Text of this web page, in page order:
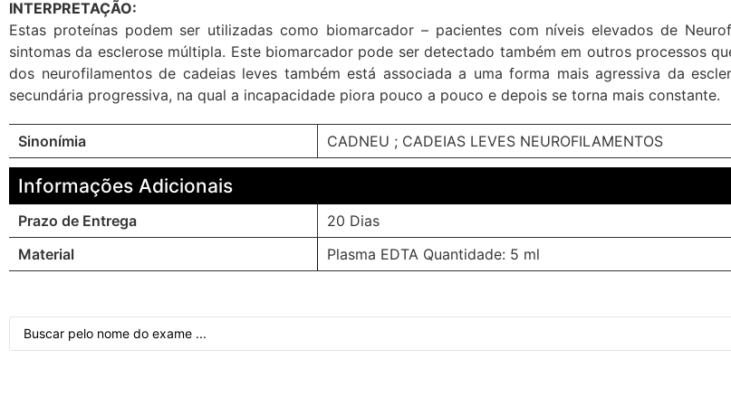
INTERPRETAÇÃO:
Estas proteínas podem ser utilizadas como biomarcador – pacientes com níveis elevados de
sintomas da esclerose múltipla. Este biomarcador pode ser detectado também em outros processos
dos neurofilamentos de cadeias leves também está associada a uma forma mais agressiva da
secundária progressiva, na qual a incapacidade piora pouco a pouco e depois se torna mais constante.
Sinonímia CADNEU ; CADEIAS LEVES NEUROFILAMENTOS
Informações Adicionais
Prazo de Entrega
20 Dias
Material
Plasma EDTA Quantidade: 5 ml